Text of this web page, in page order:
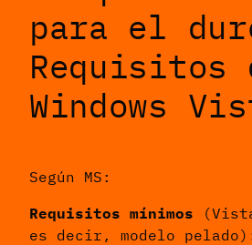
para el
Requisitos
Windows
Según MS:
Requisitos mínimos
es decir, modelo